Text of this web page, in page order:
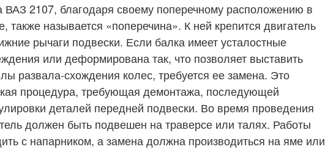
ВАЗ 2107, благодаря своему поперечному расположению в
также называется «поперечина». К ней крепится двигатель
рычаги подвески. Если балка имеет усталостные
или деформирована так, что позволяет выставить
развала-схождения колес, требуется ее замена. Это
процедура, требующая демонтажа, последующей
деталей передней подвески. Во время проведения
должен быть подвешен на траверсе или талях. Работы
с напарником, а замена должна производиться на яме или